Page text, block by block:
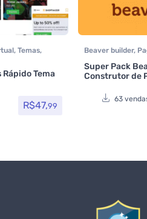
, Temas,
Rápido Tema
R$47,99
Beaver builder,
itens
Super Pack
Construtor de
63